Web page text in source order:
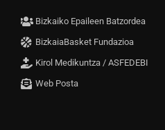
Bizkaiko Epaileen Batzordea
BizkaiaBasket Fundazioa
Kirol Medikuntza / ASFEDEBI
Web Posta